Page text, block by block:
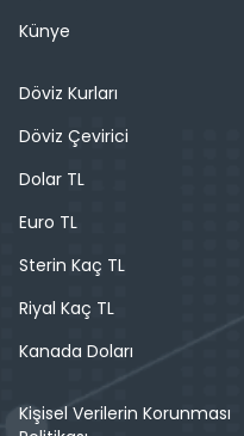
Künye
Döviz Kurları
Döviz Çevirici
Dolar TL
Euro TL
Sterin Kaç TL
Riyal Kaç TL
Kanada Doları
Kişisel Verilerin Korunması